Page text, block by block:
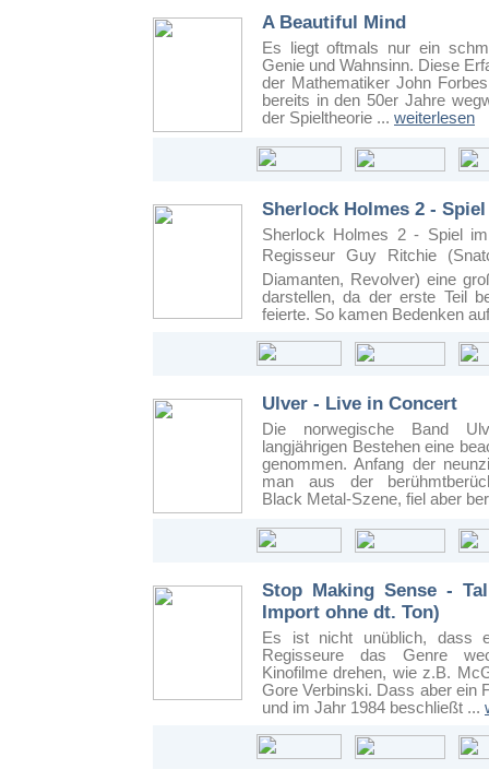
A Beautiful Mind
Es liegt oftmals nur ein
Genie und Wahnsinn. Diese
der Mathematiker John
bereits in den 50er Jahre
der Spieltheorie ... weiterlesen
Sherlock Holmes 2 -
Sherlock Holmes 2 - Spiel
Regisseur Guy Ritchie
Diamanten, Revolver) eine
darstellen, da der erste Teil
feierte. So kamen Bedenken
Ulver - Live in Concert
Die norwegische Band
langjährigen Bestehen eine
genommen. Anfang der
man aus der
Black Metal­-Szene, fiel aber
Stop Making Sense -
Import ohne dt. Ton)
Es ist nicht unüblich, dass
Regisseure das Genre
Kinofilme drehen, wie z.B.
Gore Verbinski. Dass aber ein
und im Jahr 1984 beschließt ...